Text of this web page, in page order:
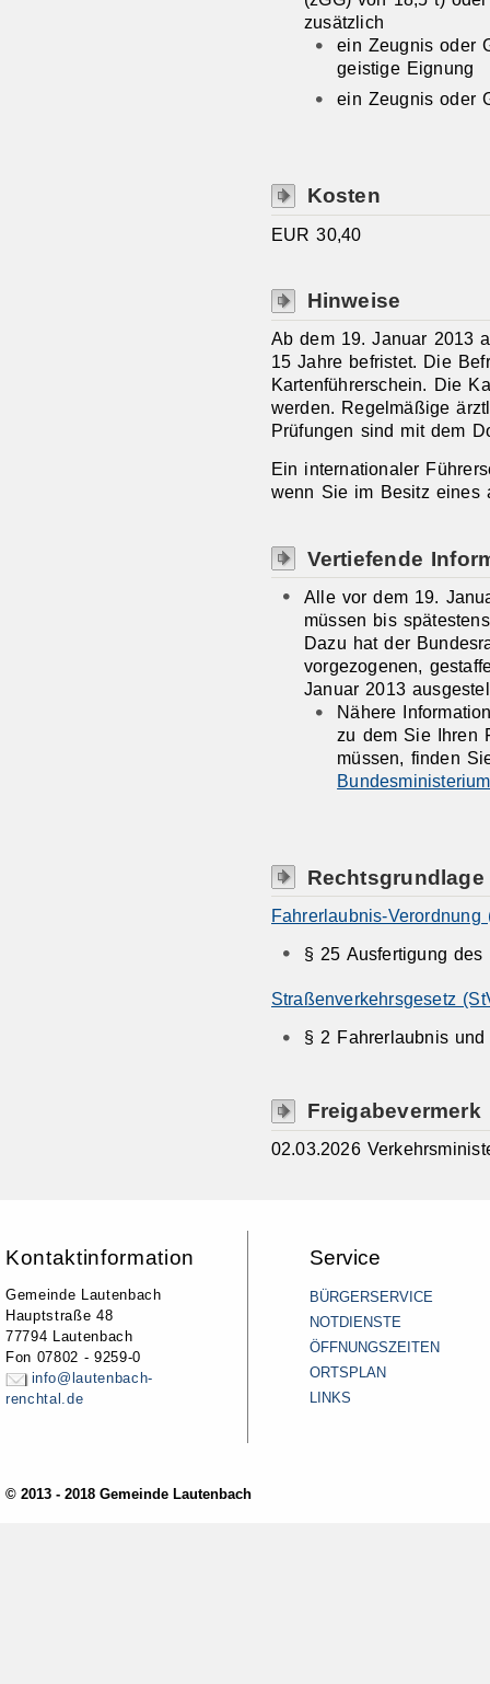
zusätzlich
ein Zeugnis oder
geistige Eignung
ein Zeugnis oder
Kosten
EUR 30,40
Hinweise
Ab dem 19. Januar 2013
15 Jahre befristet. Die
Kartenführerschein. Die
werden. Regelmäßige
Prüfungen sind mit dem
Ein internationaler
wenn Sie im Besitz eines
Vertiefende
Alle vor dem 19.
müssen bis
Dazu hat der
vorgezogenen,
Januar 2013
Nähere
zu dem Sie Ihren
müssen, finden
Rechtsgrundlage
Fahrerlaubnis-Verordnung
§ 25 Ausfertigung des
Straßenverkehrsgesetz
§ 2 Fahrerlaubnis
Freigabevermerk
02.03.2026
Kontaktinformation
Gemeinde Lautenbach
Hauptstraße 48
77794 Lautenbach
Fon 07802 - 9259-0
info@lautenbach-
renchtal.de
Service
BÜRGERSERVICE
NOTDIENSTE
ÖFFNUNGSZEITEN
ORTSPLAN
LINKS
© 2013 - 2018 Gemeinde Lautenbach